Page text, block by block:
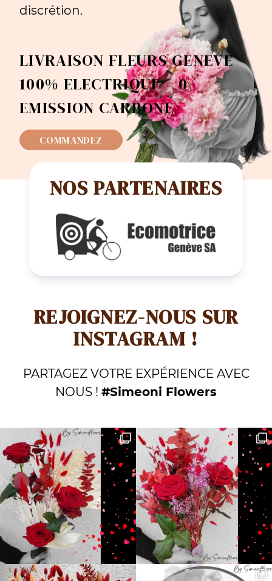
discrétion.
LIVRAISON FLEURS GENEVE
100% ELECTRIQUE = 0
EMISSION CARBONE
COMMANDEZ
NOS PARTENAIRES
REJOIGNEZ-NOUS SUR
INSTAGRAM !
PARTAGEZ VOTRE EXPÉRIENCE AVEC
NOUS ! #Simeoni Flowers